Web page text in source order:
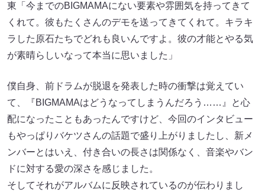
東「今までのBIGMAMAにない要素や雰囲気を持ってきて
くれて。彼もたくさんのデモを送ってきてくれて。キラキ
ラした原石たちでどれも良いんですよ。彼の才能とやる気
が素晴らしいなって本当に思いました」
僕自身、前ドラムが脱退を発表した時の衝撃は覚えてい
て、『BIGMAMAはどうなってしまうんだろう……』と心
配になったこともあったんですけど、今回のインタビュー
もやっぱりバケツさんの話題で盛り上がりましたし、新メ
ンバーとはいえ、付き合いの長さは関係なく、音楽やバン
ドに対する愛の深さを感じました。
そしてそれがアルバムに反映されているのが伝わりまし